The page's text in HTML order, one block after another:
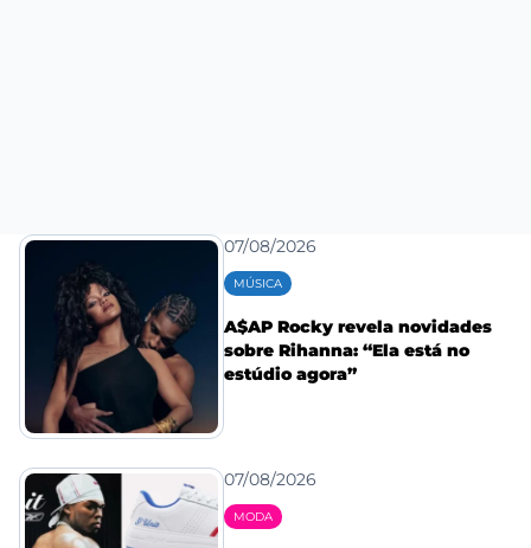
07/08/2026
MÚSICA
A$AP Rocky revela novidades
sobre Rihanna: “Ela está no
estúdio agora”
07/08/2026
MODA